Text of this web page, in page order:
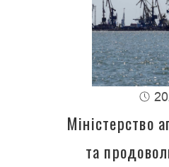
Міністерство
та